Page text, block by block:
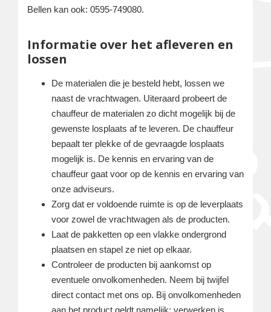
Bellen kan ook: 0595-749080.
Informatie over het afleveren en
lossen
De materialen die je besteld hebt, lossen we
naast de vrachtwagen. Uiteraard probeert de
chauffeur de materialen zo dicht mogelijk bij de
gewenste losplaats af te leveren. De chauffeur
bepaalt ter plekke of de gevraagde losplaats
mogelijk is. De kennis en ervaring van de
chauffeur gaat voor op de kennis en ervaring van
onze adviseurs.
Zorg dat er voldoende ruimte is op de leverplaats
voor zowel de vrachtwagen als de producten.
Laat de pakketten op een vlakke ondergrond
plaatsen en stapel ze niet op elkaar.
Controleer de producten bij aankomst op
eventuele onvolkomenheden. Neem bij twijfel
direct contact met ons op. Bij onvolkomenheden
aan het product geldt namelijk; verwerken is